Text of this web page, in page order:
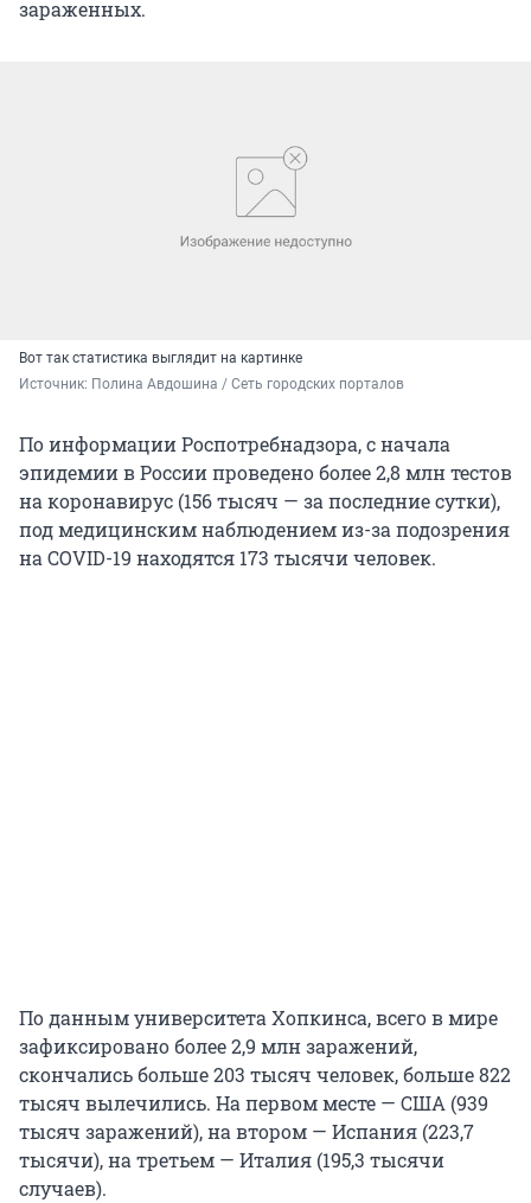
зараженных.
Вот так статистика выглядит на картинке
Источник: Полина Авдошина / Сеть городских порталов
По информации Роспотребнадзора, с начала
эпидемии в России проведено более 2,8 млн тестов
на коронавирус (156 тысяч — за последние сутки),
под медицинским наблюдением из-за подозрения
на COVID-19 находятся 173 тысячи человек.
По данным университета Хопкинса, всего в мире
зафиксировано более 2,9 млн заражений,
скончались больше 203 тысяч человек, больше 822
тысяч вылечились. На первом месте — США (939
тысяч заражений), на втором — Испания (223,7
тысячи), на третьем — Италия (195,3 тысячи
случаев).